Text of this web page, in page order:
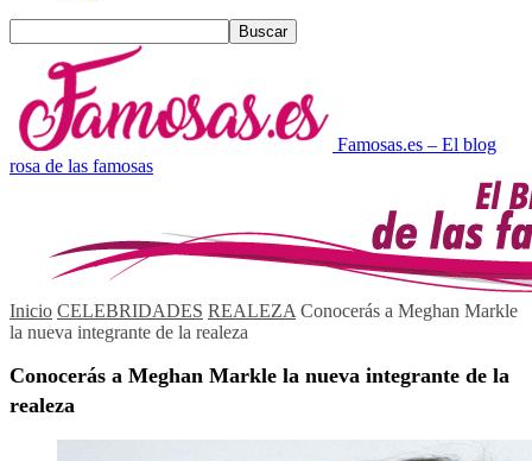
Famosas.es – El blog
rosa de las famosas
Inicio CELEBRIDADES REALEZA Conocerás a Meghan Markle
la nueva integrante de la realeza
Conocerás a Meghan Markle la nueva integrante de la
realeza